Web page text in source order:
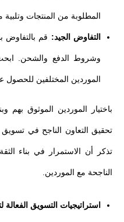
المطلوبة من المنتجات
التفاوض الجيد: قم بالتفاوض
وشروط الدفع والشحن.
الموردين المختلفين
باختيار الموردين الموثوق
تحقيق التعاون الناجح في
تذكر أن الاستمرار في بناء
الناجحة مع الموردين.
استراتيجيات التسويق